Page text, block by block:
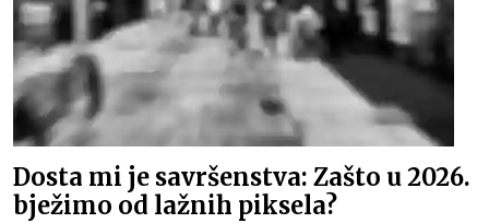
Dosta mi je savršenstva: Zašto u 2026.
bježimo od lažnih piksela?